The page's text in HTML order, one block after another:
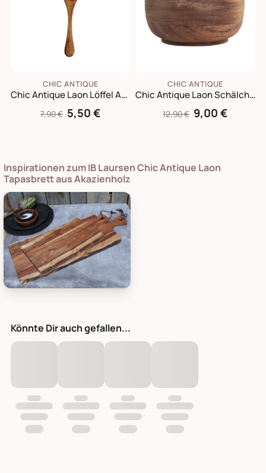
CHIC ANTIQUE
Chic Antique Laon Löffel Akazienholz
7,90 € 5,50 €
CHIC ANTIQUE
Chic Antique Laon Schälchen aus Akazienholz
12,90 € 9,00 €
Inspirationen zum IB Laursen Chic Antique Laon
Tapasbrett aus Akazienholz
Könnte Dir auch gefallen...